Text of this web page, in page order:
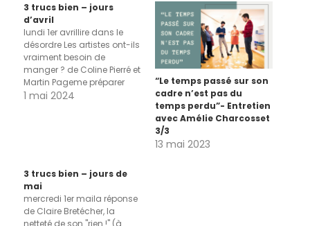
3 trucs bien – jours
d’avril
lundi 1er avrillire dans le
désordre Les artistes ont-ils
vraiment besoin de
manger ? de Coline Pierré et
Martin Pageme préparer
une petite fiche à consulter
de travail de notre…
1 mai 2024
“Le temps passé sur son
cadre n’est pas du
temps perdu”- Entretien
avec Amélie Charcosset
3/3
13 mai 2023
3 trucs bien – jours de
mai
mercredi 1er maila réponse
de Claire Bretécher, la
netteté de son "rien !" (à